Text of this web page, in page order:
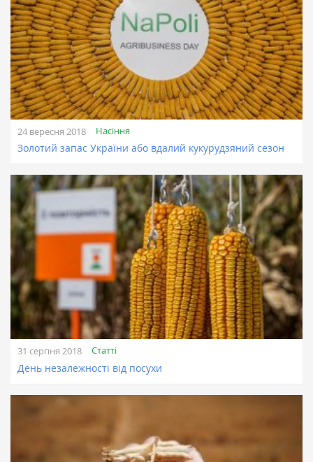
24 вересня 2018 Насіння
Золотий запас України або вдалий кукурудзяний сезон
31 серпня 2018 Статті
День незалежності від посухи